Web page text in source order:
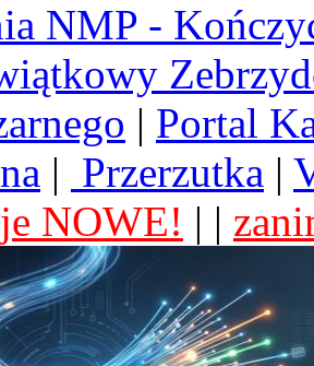
NMP -
| Portal
| Przerzutka |
NOWE! | |